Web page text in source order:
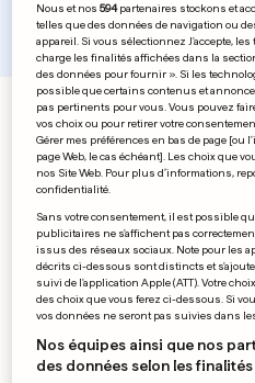
Les plus lus aujourd'hui
Rubriques
Luxembourg
Sports
Économie
People
Nous et nos594partenaires stockons et
telles que des données de navigation ou
appareil. Si vous sélectionnez J'accepte,
charge les finalités affichées dans la
des données pour fournir ». Si les
possible que certains contenus et
pas pertinents pour vous. Vous pouvez
vos choix ou pour retirer votre
Gérer mes préférences en bas de page [ou
page Web, le cas échéant]. Les choix que
nos Site Web. Pour plus d’informations,
confidentialité.
Sans votre consentement, il est possible
publicitaires ne s'affichent pas
issus des réseaux sociaux. Note pour les
décrits ci-dessous sont distincts et
suivi de l'application Apple (ATT). Votre
des choix que vous ferez ci-dessous. Si
vos données ne seront pas suivies dans
Nos équipes ainsi que nos
des données selon les